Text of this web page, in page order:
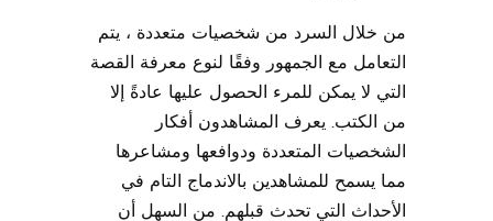
من خلال السرد من شخصيات متعددة ، يتم
التعامل مع الجمهور وفقًا لنوع معرفة القصة
التي لا يمكن للمرء الحصول عليها عادةً إلا
من الكتب. يعرف المشاهدون أفكار
الشخصيات المتعددة ودوافعها ومشاعرها
مما يسمح للمشاهدين بالاندماج التام في
الأحداث التي تحدث قبلهم. من السهل أن